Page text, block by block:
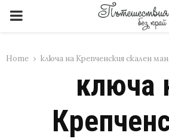
PRIMARY
Home ключа на Крепченския скален
ключа